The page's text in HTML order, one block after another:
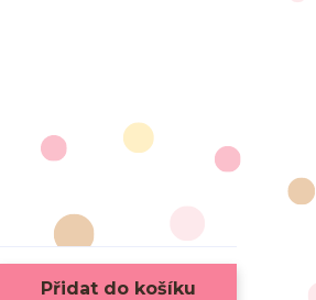
Přidat do košíku